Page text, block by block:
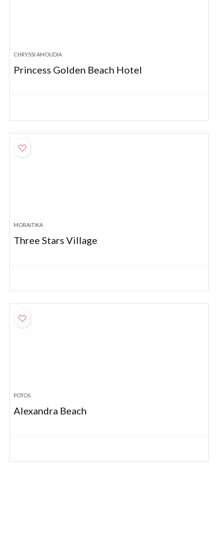
CHRYSSI AMOUDIA
Princess Golden Beach Hotel
MORAITIKA
Three Stars Village
POTOS
Alexandra Beach